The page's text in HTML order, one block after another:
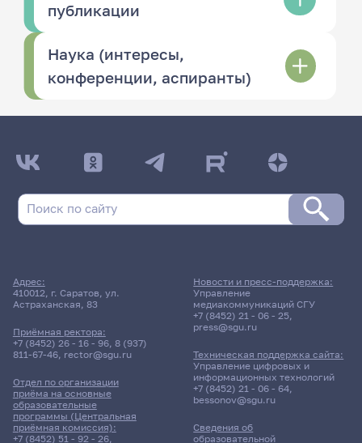
публикации
Наука (интересы,
конференции, аспиранты)
Адрес:
410012, г. Саратов, ул.
Астраханская, 83
Приёмная ректора:
+7 (8452) 26 - 16 - 96, 8 (937)
811-67-46, rector@sgu.ru
Отдел по организации
приёма на основные
образовательные
программы (Центральная
приёмная комиссия):
+7 (8452) 51 - 92 - 26,
Сведения об
образовательной
Новости и пресс-поддержка:
Управление
медиакоммуникаций СГУ
+7 (8452) 21 - 06 - 25,
press@sgu.ru
Техническая поддержка сайта:
Управление цифровых и
информационных технологий
+7 (8452) 21 - 06 - 64,
bessonov@sgu.ru